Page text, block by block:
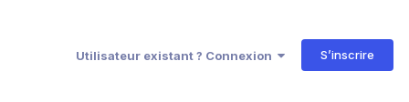
Utilisateur existant ? Connexion S’inscrire